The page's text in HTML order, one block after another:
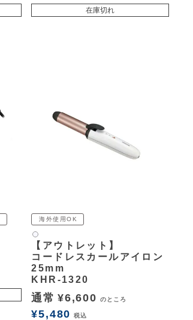
在庫切れ
海外使用OK
白2
【アウトレット】
コードレスカールアイロン
25mm
KHR-1320
通常 ¥6,600 のところ
¥5,480 税込